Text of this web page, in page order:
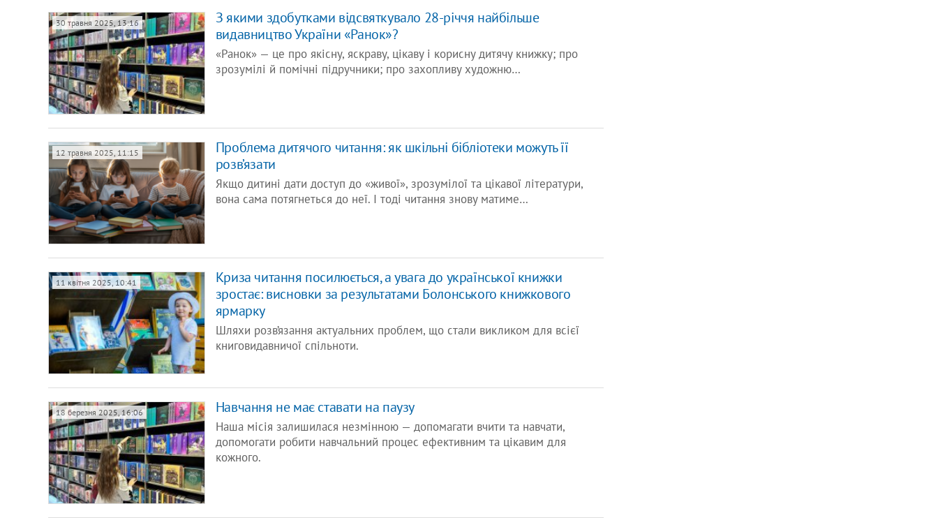
З якими здобутками відсвяткувало 28-річчя найбільше
видавництво України «Ранок»?
30 травня 2025, 13:16
«Ранок» — це про якісну, яскраву, цікаву і корисну дитячу книжку; про
зрозумілі й помічні підручники; про захопливу художню…
Проблема дитячого читання: як шкільні бібліотеки можуть її
розв’язати
12 травня 2025, 11:15
Якщо дитині дати доступ до «живої», зрозумілої та цікавої літератури,
вона сама потягнеться до неї. І тоді читання знову матиме…
Криза читання посилюється, а увага до української книжки
зростає: висновки за результатами Болонського книжкового
ярмарку
11 квітня 2025, 10:41
Шляхи розв’язання актуальних проблем, що стали викликом для всієї
книговидавничої спільноти.
Навчання не має ставати на паузу
18 березня 2025, 16:06
Наша місія залишилася незмінною — допомагати вчити та навчати,
допомогати робити навчальний процес ефективним та цікавим для
кожного.